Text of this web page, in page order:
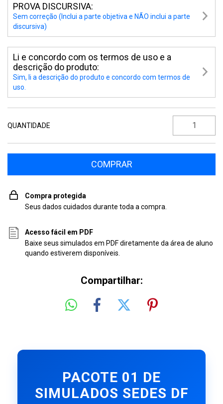
PROVA DISCURSIVA:
Sem correção (Inclui a parte objetiva e NÃO inclui a parte
discursiva)
Li e concordo com os termos de uso e a
descrição do produto:
Sim, li a descrição do produto e concordo com termos de
uso.
QUANTIDADE
Compra protegida
Seus dados cuidados durante toda a compra.
Acesso fácil em PDF
Baixe seus simulados em PDF diretamente da área de aluno
quando estiverem disponíveis.
Compartilhar:
PACOTE 01 DE
SIMULADOS SEDES DF